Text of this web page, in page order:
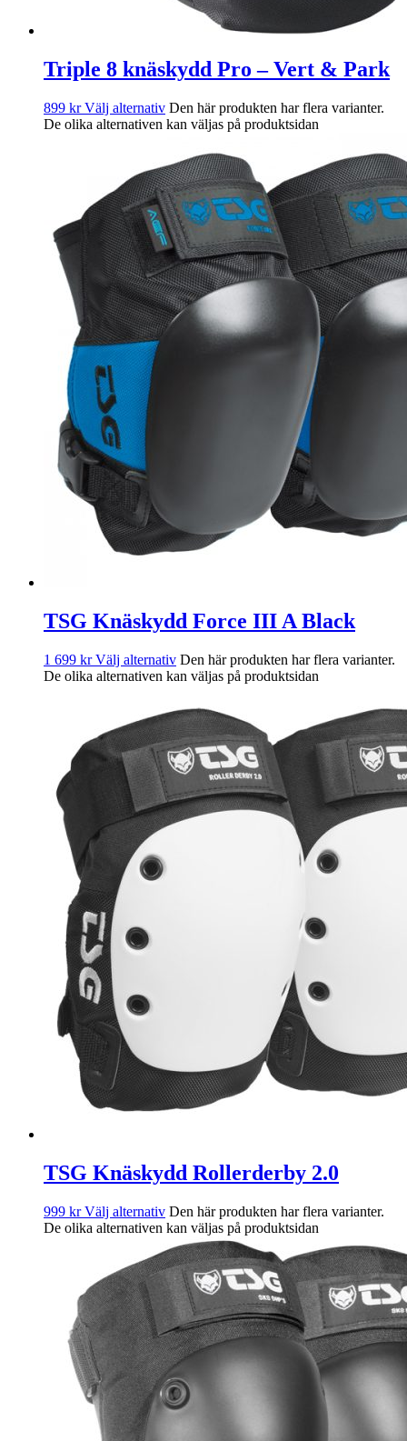
Triple 8 knäskydd Pro – Vert & Park
899 kr Välj alternativ Den här produkten har flera varianter.
De olika alternativen kan väljas på produktsidan
TSG Knäskydd Force III A Black
1 699 kr Välj alternativ Den här produkten har flera varianter.
De olika alternativen kan väljas på produktsidan
TSG Knäskydd Rollerderby 2.0
999 kr Välj alternativ Den här produkten har flera varianter.
De olika alternativen kan väljas på produktsidan